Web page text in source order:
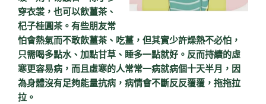
穿衣裳，也可以飲薑茶、
杞子桂圓茶。有些朋友常
怕會熱氣而不敢飲薑茶、吃薑，但其實少許燥熱不必怕，
只需喝多點水、加點甘草、睡多一點就好。反而持續的虛
寒更容易病，而且虛寒的人常常一病就病個十天半月，因
為身體沒有足夠能量抗病，病情會不斷反反覆覆，拖拖拉
拉。